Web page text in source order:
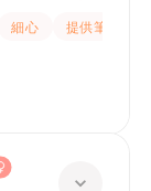
細心 提供筆記